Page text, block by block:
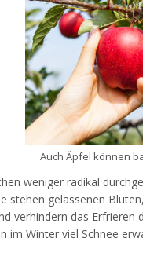
Auch Äpfel können
weniger radikal
stehen gelassenen
verhindern das Erfrieren
im Winter viel Schnee